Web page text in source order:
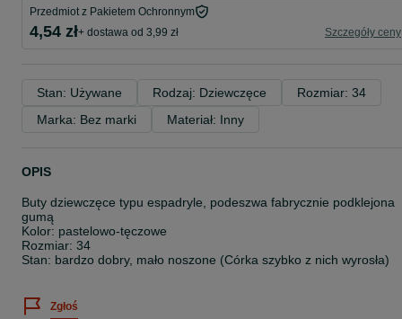
Przedmiot z Pakietem Ochronnym
4,54 zł+ dostawa od 3,99 zł Szczegóły ceny
Stan: Używane Rodzaj: Dziewczęce
Rozmiar: 34
Marka: Bez marki
Materiał: Inny
OPIS
Buty dziewczęce typu espadryle, podeszwa fabrycznie podklejona
gumą
Kolor: pastelowo-tęczowe
Rozmiar: 34
Stan: bardzo dobry, mało noszone (Córka szybko z nich wyrosła)
Zgłoś